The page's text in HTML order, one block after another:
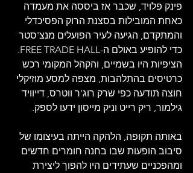
פינק פלויד, שכבר אז ביססה את מעמדה
כאחת המובילות בסצנת הרוק הפסיכדלי
והמתקדם, הגיעה לעיר הפועלים מנצ'סטר
כדי להופיע באולם ה-FREE TRADE HALL.
הציפיות היו בשמיים, והקהל המקומי רכש
כרטיסים בהתלהבות, מצפה למסע מוזיקלי
חוצה תודעה כפי שרק רוג'ר ווטרס, דייוויד
גילמור, ריק רייט וניק מייסון ידעו לספק.
באותה תקופה, הלהקה הייתה בעיצומו של
סיבוב הופעות שבו בחנה חומרים חדשים
ומהפכניים שעתידים היו להפוך ליצירת